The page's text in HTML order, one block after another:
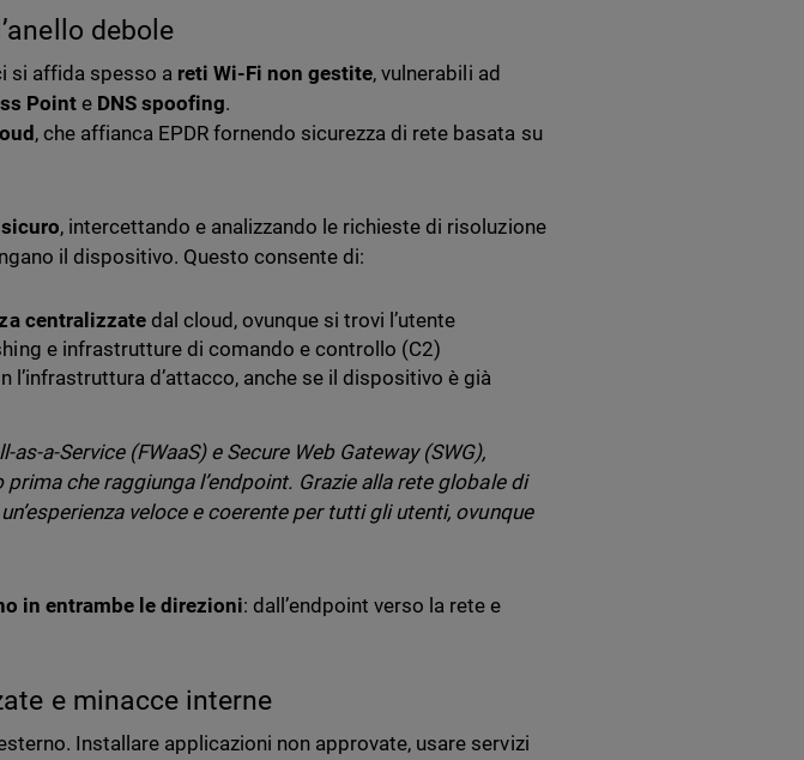
debole
si affida spesso a reti Wi-Fi non gestite, vulnerabili ad
Pointe DNS spoofing.
, che affianca EPDR fornendo sicurezza di rete basata su
, intercettando e analizzando le richieste di risoluzione
il dispositivo. Questo consente di:
centralizzatedal cloud, ovunque si trovi l’utente
e infrastrutture di comando e controllo (C2)
l’infrastruttura d’attacco, anche se il dispositivo è già
a-Service (FWaaS) e Secure Web Gateway (SWG),
che raggiunga l’endpoint. Grazie alla rete globale di
veloce e coerente per tutti gli utenti, ovunque
in entrambe le direzioni: dall’endpoint verso la rete e
e minacce interne
Installare applicazioni non approvate, usare servizi